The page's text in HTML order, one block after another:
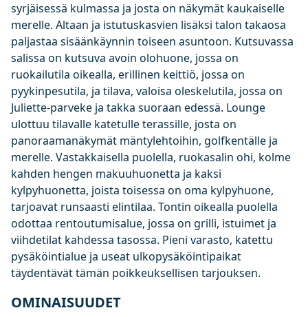
syrjäisessä kulmassa ja josta on näkymät kaukaiselle
merelle. Altaan ja istutuskasvien lisäksi talon takaosa
paljastaa sisäänkäynnin toiseen asuntoon. Kutsuvassa
salissa on kutsuva avoin olohuone, jossa on
ruokailutila oikealla, erillinen keittiö, jossa on
pyykinpesutila, ja tilava, valoisa oleskelutila, jossa on
Juliette-parveke ja takka suoraan edessä. Lounge
ulottuu tilavalle katetulle terassille, josta on
panoraamanäkymät mäntylehtoihin, golfkentälle ja
merelle. Vastakkaisella puolella, ruokasalin ohi, kolme
kahden hengen makuuhuonetta ja kaksi
kylpyhuonetta, joista toisessa on oma kylpyhuone,
tarjoavat runsaasti elintilaa. Tontin oikealla puolella
odottaa rentoutumisalue, jossa on grilli, istuimet ja
viihdetilat kahdessa tasossa. Pieni varasto, katettu
pysäköintialue ja useat ulkopysäköintipaikat
täydentävät tämän poikkeuksellisen tarjouksen.
OMINAISUUDET